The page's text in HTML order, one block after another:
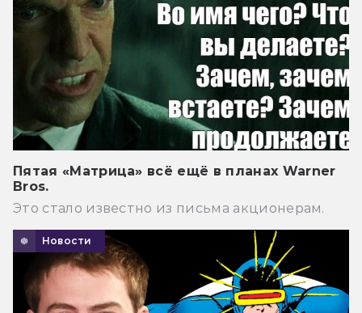
Пятая «Матрица» всё ещё в планах Warner
Bros.
Это стало известно из письма акционерам.
Новости